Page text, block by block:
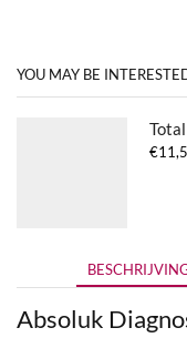
YOU MAY BE
€
Absoluk